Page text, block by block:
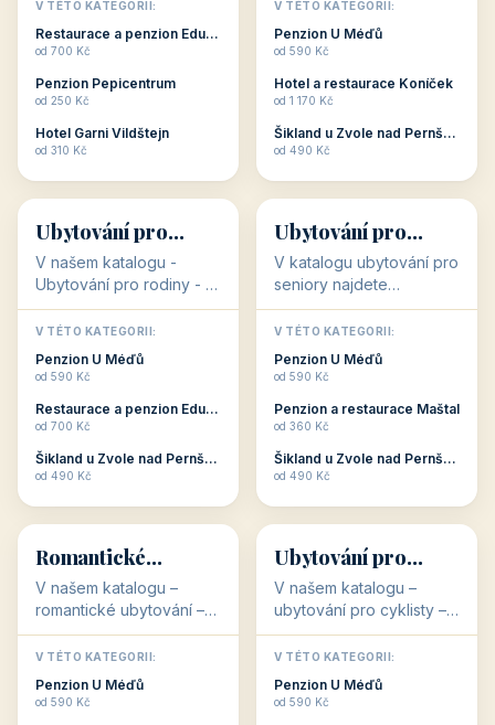
dovolenou přímo
souvisejí. Aktivní
odpočinek jso...
V TÉTO KATEGORII:
Restaurace a penzion Eduard
od 700 Kč
Penzion Pepicentrum
od 250 Kč
Hotel Garni Vildštejn
od 310 Kč
cenově dostupné
ubytování v ČR. Budete
c...
V TÉTO KATEGORII:
Penzion U Méďů
od 590 Kč
Hotel a restaurace Koníček
od 1 170 Kč
Šikland u Zvole nad Pernštejnem
od 490 Kč
👨‍👩‍👧‍👦
👨‍👩‍👧‍👦
34 objektů
Ubytování pro
rodiny
V našem katalogu -
Ubytování pro rodiny -
jsou pro Vás připraveny
objekty, které svojí
polohou či vybaveností,
nabízí klidné ubytování
V TÉTO KATEGORII:
Penzion U Méďů
od 590 Kč
Restaurace a penzion Eduard
od 700 Kč
Šikland u Zvole nad Pernštejnem
od 490 Kč
🧓
🧓
33 objektů
Ubytování pro
seniory
V katalogu ubytování pro
seniory najdete
penziony a hotely, které
jsou přizpůsobeny pro
ubytování klientů vyššího
věku. Některé z nich
V TÉTO KATEGORII:
Penzion U Méďů
od 590 Kč
Penzion a restaurace Maštal
od 360 Kč
Šikland u Zvole nad Pernštejnem
od 490 Kč
💕
💕
Romantické
ubytování
V našem katalogu –
romantické ubytování –
jsou pro Vás připraveny
objekty, které svojí
stavbou, polohou anebo
zaměřením nabízí
V TÉTO KATEGORII:
Penzion U Méďů
od 590 Kč
🚴
🚴
32 objektů
Ubytování pro
cyklisty
V našem katalogu –
ubytování pro cyklisty –
jsou pro Vás připraveny
objekty, které jsou na
milovníky cykloturistiky
připraveny. Většinou mají
V TÉTO KATEGORII:
Penzion U Méďů
od 590 Kč